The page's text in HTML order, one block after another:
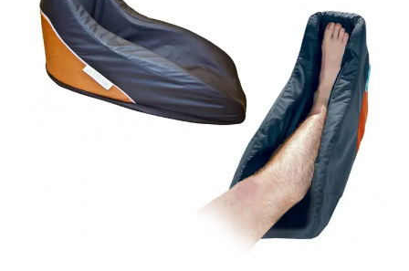
Vêtements & Chaussures
Sécurité